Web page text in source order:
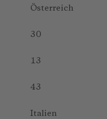
Österreich
30
13
43
Italien